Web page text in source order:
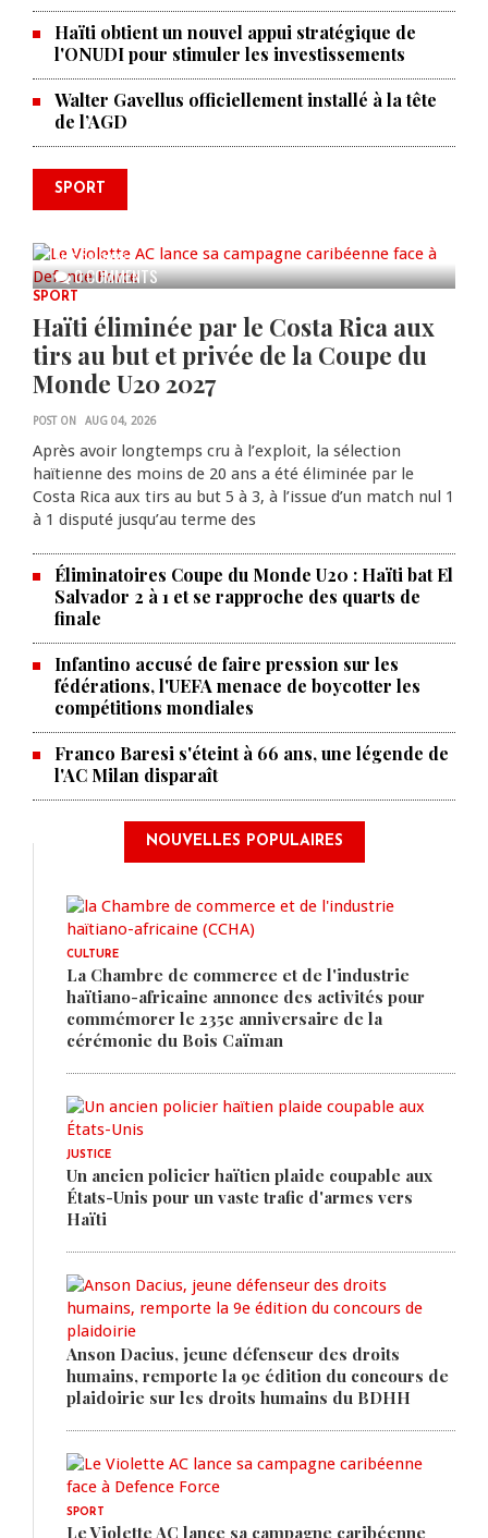
Haïti obtient un nouvel appui stratégique de
l'ONUDI pour stimuler les investissements
Walter Gavellus officiellement installé à la tête
de l’AGD
SPORT
0 COMMENTS
Le Violette AC lance sa campagne
AUG 04, 2026
SPORT
Haïti éliminée par le Costa Rica aux
tirs au but et privée de la Coupe du
Monde U20 2027
POST ON AUG 04, 2026
Après avoir longtemps cru à l’exploit, la sélection
haïtienne des moins de 20 ans a été éliminée par le
Costa Rica aux tirs au but 5 à 3, à l’issue d’un match nul 1
à 1 disputé jusqu’au terme des
Éliminatoires Coupe du Monde U20 : Haïti bat El
Salvador 2 à 1 et se rapproche des quarts de
finale
Infantino accusé de faire pression sur les
fédérations, l'UEFA menace de boycotter les
compétitions mondiales
Franco Baresi s'éteint à 66 ans, une légende de
l'AC Milan disparaît
NOUVELLES POPULAIRES
CULTURE
La Chambre de commerce et de l'industrie
haïtiano-africaine annonce des activités pour
commémorer le 235e anniversaire de la
cérémonie du Bois Caïman
JUSTICE
Un ancien policier haïtien plaide coupable aux
États-Unis pour un vaste trafic d'armes vers
Haïti
Anson Dacius, jeune défenseur des droits
humains, remporte la 9e édition du concours de
plaidoirie sur les droits humains du BDHH
SPORT
Le Violette AC lance sa campagne caribéenne